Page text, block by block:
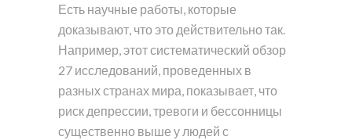
Есть научные работы, которые
доказывают, что это действительно так.
Например, этот систематический обзор
27 исследований, проведенных в
разных странах мира, показывает, что
риск депрессии, тревоги и бессонницы
существенно выше у людей с